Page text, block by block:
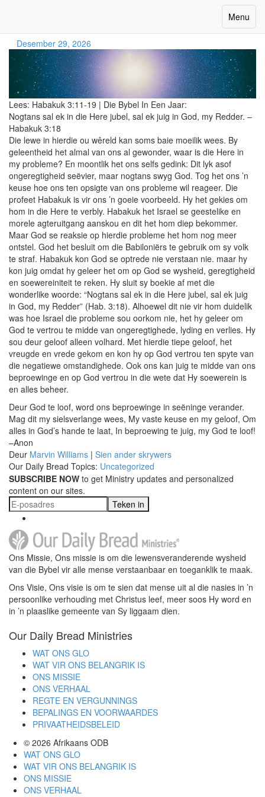
Toggle
Menu
Desember 29, 2026
Lees: Habakuk 3:11-19 | Die Bybel In Een Jaar:
Nogtans sal ek in die Here jubel, sal ek juig in God, my Redder. –
Habakuk 3:18
Die lewe in hierdie ou wêreld kan soms baie moeilik wees. By
geleentheid het almal van ons al gewonder, waar is die Here in
my probleme? En moontlik het ons selfs gedink: Dit lyk asof
ongeregtigheid seëvier, maar nogtans swyg God. Tog het ons ’n
keuse hoe ons ten opsigte van ons probleme wil reageer. Die
profeet Habakuk is vir ons ’n goeie voorbeeld. Hy het gekies om
hom in die Here te verbly. Habakuk het Israel se geestelike en
morele agteruitgang aanskou en dit het hom diep bekommer.
Maar God se reaksie op hierdie probleme het hom nog meer
ontstel. God het besluit om die Babiloniërs te gebruik om sy volk
te straf. Habakuk kon God se optrede nie verstaan nie. maar hy
kon juig omdat hy geleer het om op God se wysheid, geregtigheid
en soewereiniteit te reken. Hy sluit sy boekie af met die
wonderlike woorde: “Nogtans sal ek in die Here jubel, sal ek juig
in God, my Redder” (Hab. 3:18). Alhoewel dit nie vir hom duidelik
was hoe Israel die probleme sou oorkom nie, het hy geleer om
God te vertrou te midde van ongeregtighede, lyding en verlies. Hy
sou deur geloof alleen volhard. Met hierdie tiepe geloof, het
vreugde en vrede gekom en kon hy op God vertrou ten spyte van
die negatiewe omstandighede. Ook ons kan juig te midde van ons
beproewinge en op God vertrou in die wete dat Hy soewerein is
en alles beheer.
Deur God te loof, word ons beproewinge in seëninge verander.
Mag dit my sielsverlange wees, My vaste keuse en my geloof, Om
alles in God’s hande te laat, In beproewing te juig, my God te loof!
–Anon
Deur Marvin Williams | Sien ander skrywers
Our Daily Bread Topics: Uncategorized
SUBSCRIBE NOW to get Ministry updates and personalized
content on our sites.
Teken in
Ons Missie, Ons missie is om die lewensveranderende wysheid
van die Bybel vir alle mense verstaanbaar en toeganklik te maak.
Ons Visie, Ons visie is om te sien dat mense uit al die nasies in ’n
persoonlike verhouding met Christus leef, meer soos Hy word en
in ’n plaaslike gemeente van Sy liggaam dien.
Our Daily Bread Ministries
WAT ONS GLO
WAT VIR ONS BELANGRIK IS
ONS MISSIE
ONS VERHAAL
REGTE EN VERGUNNINGS
BEPALINGS EN VOORWAARDES
PRIVAATHEIDSBELEID
© 2026 Afrikaans ODB
WAT ONS GLO
WAT VIR ONS BELANGRIK IS
ONS MISSIE
ONS VERHAAL